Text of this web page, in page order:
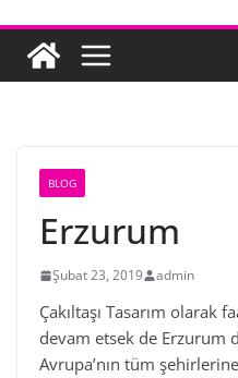
BLOG
Erzurum
Şubat 23, 2019 admin
Çakıltaşı Tasarım olarak
devam etsek de Erzurum
Avrupa’nın tüm